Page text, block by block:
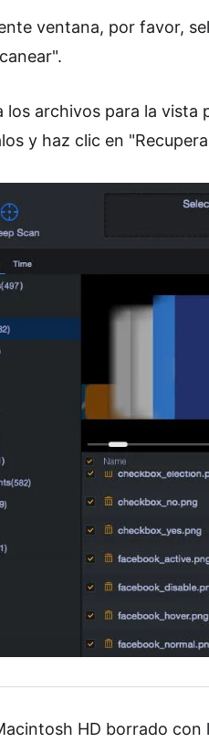
ventana, por favor,
los archivos para la vista
y haz clic en
HD borrado